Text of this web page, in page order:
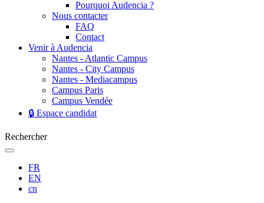
Pourquoi Audencia ?
Nous contacter
FAQ
Contact
Venir à Audencia
Nantes - Atlantic Campus
Nantes - City Campus
Nantes - Mediacampus
Campus Paris
Campus Vendée
🔒 Espace candidat
Rechercher
FR
EN
cn